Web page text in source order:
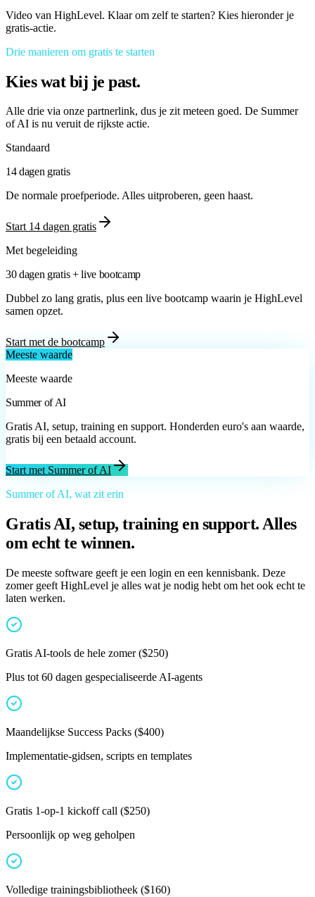
Video van HighLevel. Klaar om zelf te starten? Kies hieronder je
gratis-actie.
Drie manieren om gratis te starten
Kies wat bij je past.
Alle drie via onze partnerlink, dus je zit meteen goed. De Summer
of AI is nu veruit de rijkste actie.
Standaard
14 dagen gratis
De normale proefperiode. Alles uitproberen, geen haast.
Start 14 dagen gratis
Met begeleiding
30 dagen gratis + live bootcamp
Dubbel zo lang gratis, plus een live bootcamp waarin je HighLevel
samen opzet.
Start met de bootcamp
Meeste waarde
Meeste waarde
Summer of AI
Gratis AI, setup, training en support. Honderden euro's aan waarde,
gratis bij een betaald account.
Start met Summer of AI
Summer of AI, wat zit erin
Gratis AI, setup, training en support. Alles
om echt te winnen.
De meeste software geeft je een login en een kennisbank. Deze
zomer geeft HighLevel je alles wat je nodig hebt om het ook echt te
laten werken.
Gratis AI-tools de hele zomer ($250)
Plus tot 60 dagen gespecialiseerde AI-agents
Maandelijkse Success Packs ($400)
Implementatie-gidsen, scripts en templates
Gratis 1-op-1 kickoff call ($250)
Persoonlijk op weg geholpen
Volledige trainingsbibliotheek ($160)